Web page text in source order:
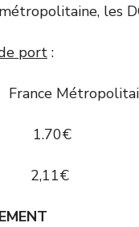
les
port :
J+2
J+2